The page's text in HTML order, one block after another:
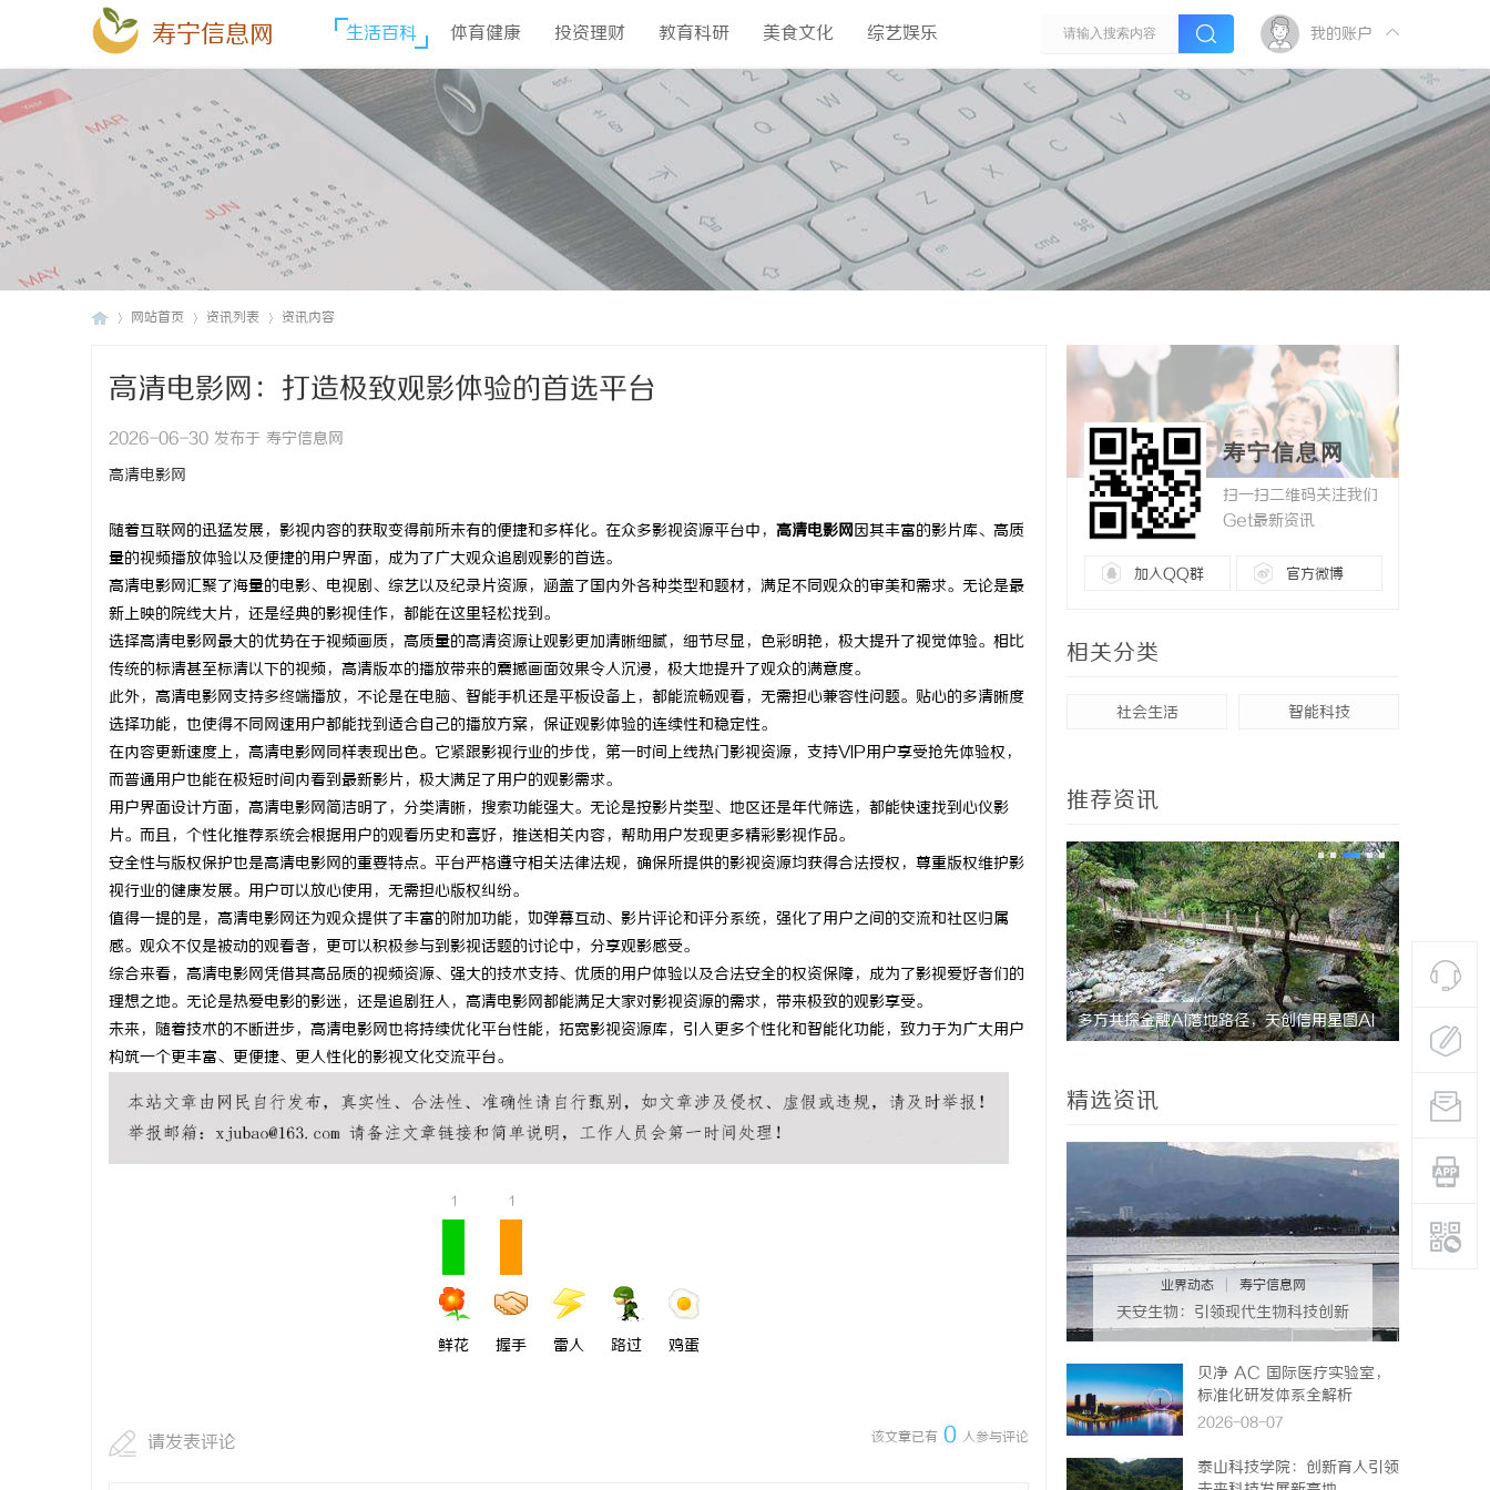
寿宁信息网 生活百科 体育健康 投资理财 教育科研 美食文化 综艺娱乐 我的账户
网站首页 资讯列表 资讯内容
高清电影网：打造极致观影体验的首选平台
2026-06-30 发布于 寿宁信息网
高清电影网
随着互联网的迅猛发展，影视内容的获取变得前所未有的便捷和多样化。在众多影视资源平台中， 高清电影网因其丰富的影片库、高质
量的视频播放体验以及便捷的用户界面，成为了广大观众追剧观影的首选。
高清电影网汇聚了海量的电影、电视剧、综艺以及纪录片资源，涵盖了国内外各种类型和题材，满足不同观众的审美和需求。无论是最
新上映的院线大片，还是经典的影视佳作，都能在这里轻松找到。
选择高清电影网最大的优势在于视频画质，高质量的高清资源让观影更加清晰细腻，细节尽显，色彩明艳，极大提升了视觉体验。相比
传统的标清甚至标清以下的视频，高清版本的播放带来的震撼画面效果令人沉浸，极大地提升了观众的满意度。
此外，高清电影网支持多终端播放，不论是在电脑、智能手机还是平板设备上，都能流畅观看，无需担心兼容性问题。贴心的多清晰度
选择功能，也使得不同网速用户都能找到适合自己的播放方案，保证观影体验的连续性和稳定性。
在内容更新速度上，高清电影网同样表现出色。它紧跟影视行业的步伐，第一时间上线热门影视资源，支持VIP用户享受抢先体验权，
而普通用户也能在极短时间内看到最新影片，极大满足了用户的观影需求。
用户界面设计方面，高清电影网简洁明了，分类清晰，搜索功能强大。无论是按影片类型、地区还是年代筛选，都能快速找到心仪影
片。而且，个性化推荐系统会根据用户的观看历史和喜好，推送相关内容，帮助用户发现更多精彩影视作品。
安全性与版权保护也是高清电影网的重要特点。平台严格遵守相关法律法规，确保所提供的影视资源均获得合法授权，尊重版权维护影
视行业的健康发展。用户可以放心使用，无需担心版权纠纷。
值得一提的是，高清电影网还为观众提供了丰富的附加功能，如弹幕互动、影片评论和评分系统，强化了用户之间的交流和社区归属
感。观众不仅是被动的观看者，更可以积极参与到影视话题的讨论中，分享观影感受。
综合来看，高清电影网凭借其高品质的视频资源、强大的技术支持、优质的用户体验以及合法安全的权资保障，成为了影视爱好者们的
理想之地。无论是热爱电影的影迷，还是追剧狂人，高清电影网都能满足大家对影视资源的需求，带来极致的观影享受。
未来，随着技术的不断进步，高清电影网也将持续优化平台性能，拓宽影视资源库，引入更多个性化和智能化功能，致力于为广大用户
构筑一个更丰富、更便捷、更人性化的影视文化交流平台。
1
鲜花
1
握手 雷人 路过 鸡蛋
该文章已有 0 人参与评论
请发表评论
寿宁信息网
扫一扫二维码关注我们
Get最新资讯
加入QQ群 官方微博
相关分类
社会生活 智能科技
推荐资讯
武汉配眼镜 上海配眼镜 武汉配眼镜 上海配眼镜 多方共探金融AI落地路径，天创信用星图AI 利星能联
同解决方案
精选资讯
业界动态 寿宁信息网
天安生物：引领现代生物科技创新
发展的先锋企业
贝净 AC 国际医疗实验室，
标准化研发体系全解析
2026-08-07
泰山科技学院：创新育人引领